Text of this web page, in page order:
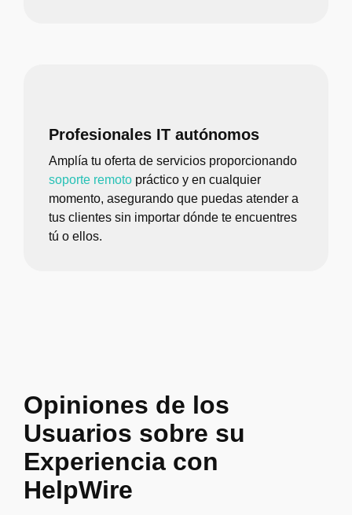
Profesionales IT autónomos
Amplía tu oferta de servicios proporcionando
soporte remoto práctico y en cualquier
momento, asegurando que puedas atender a
tus clientes sin importar dónde te encuentres
tú o ellos.
Opiniones de los
Usuarios sobre su
Experiencia con
HelpWire